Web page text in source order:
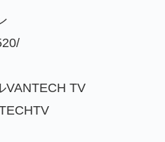
VANTECH TV